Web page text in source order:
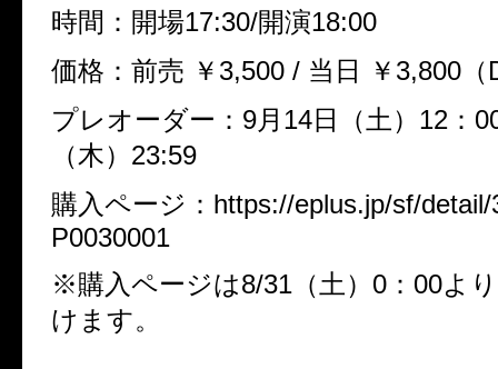
時間：開場17:30/開演18:00
価格：前売 ￥ 3,500 / 当日 ￥ 3,800 （
プレオーダー： 9月 14日（土） 12 ：
（木） 23:59
購入ページ： https://eplus.jp/sf/
P0030001
※購入ページは8/31 （土） 0 ： 00よ
けます。